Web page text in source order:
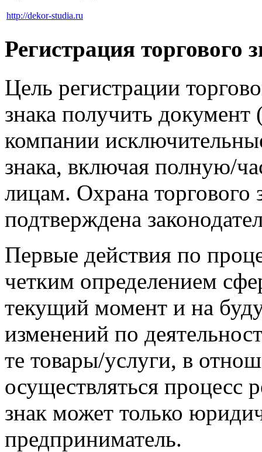
http://dekor-studia.ru
Регистрация торгового
Цель регистрации
знака получить документ
компании
знака, включая полную/
лицам. Охрана торгового
подтверждена
Первые действия по
четким определением
текущий момент и на
изменений по
те товары/услуги, в
осуществляться процесс
знак может только
предприниматель.